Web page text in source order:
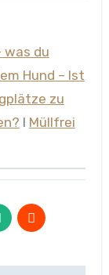
was du
Hund – Ist
zu
l Müllfrei